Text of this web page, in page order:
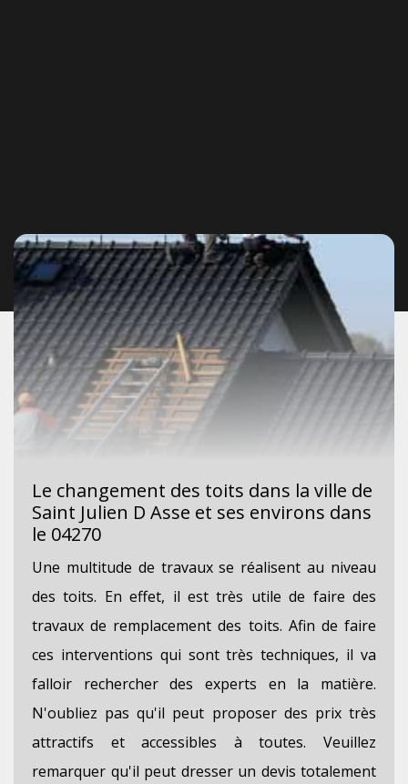
Le changement des toits dans la ville de
Saint Julien D Asse et ses environs dans
le 04270
Une multitude de travaux se réalisent au niveau
des toits. En effet, il est très utile de faire des
travaux de remplacement des toits. Afin de faire
ces interventions qui sont très techniques, il va
falloir rechercher des experts en la matière.
N'oubliez pas qu'il peut proposer des prix très
attractifs et accessibles à toutes. Veuillez
remarquer qu'il peut dresser un devis totalement